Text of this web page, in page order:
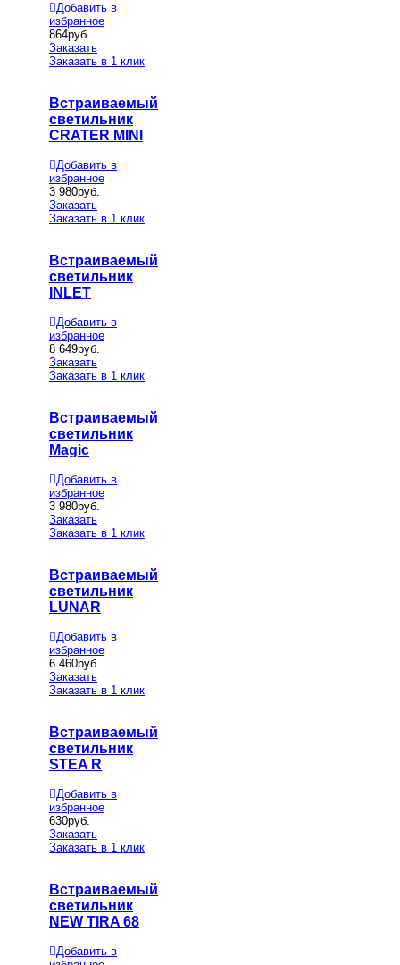
Добавить в
избранное
864руб.
Заказать
Заказать в 1 клик
Встраиваемый
светильник
CRATER MINI
Добавить в
избранное
3 980руб.
Заказать
Заказать в 1 клик
Встраиваемый
светильник
INLET
Добавить в
избранное
8 649руб.
Заказать
Заказать в 1 клик
Встраиваемый
светильник
Magic
Добавить в
избранное
3 980руб.
Заказать
Заказать в 1 клик
Встраиваемый
светильник
LUNAR
Добавить в
избранное
6 460руб.
Заказать
Заказать в 1 клик
Встраиваемый
светильник
STEA R
Добавить в
избранное
630руб.
Заказать
Заказать в 1 клик
Встраиваемый
светильник
NEW TIRA 68
Добавить в